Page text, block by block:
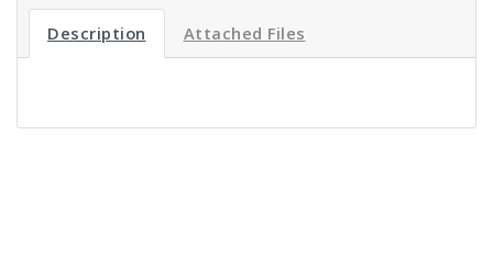
Description Attached Files